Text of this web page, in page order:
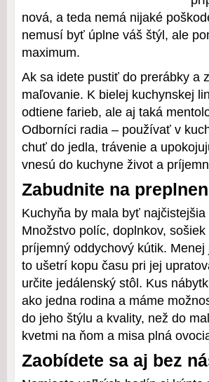
nová, a teda nemá nijaké
nemusí byť úplne váš štýl, ale
maximum.
Ak sa idete pustiť do prerábky a
maľovanie. K bielej kuchynskej
odtiene farieb, ale aj taká
Odborníci radia – používať v
chuť do jedla, trávenie a
vnesú do kuchyne život a
Zabudnite na
Kuchyňa by mala byť
Množstvo políc, doplnkov,
príjemný oddychový kútik.
to ušetrí kopu času pri jej
určite jedálenský stôl. Kus
ako jedna rodina a máme
do jeho štýlu a kvality, než do
kvetmi na ňom a misa plná
Zaobídete sa aj bez